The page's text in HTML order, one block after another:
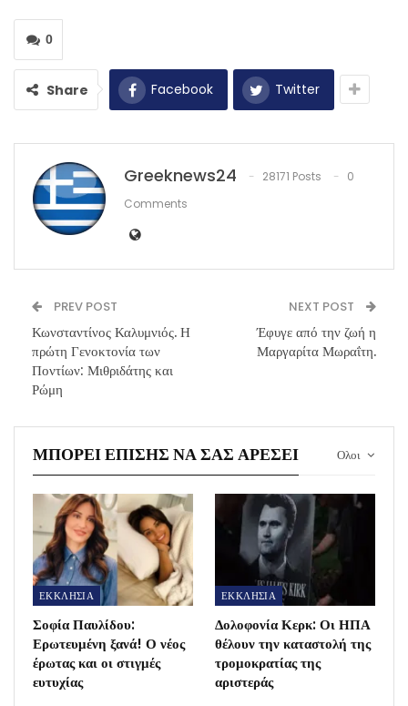
0
Share Facebook Twitter
Greeknews24 28171 Posts
0
Comments
PREV POST
Κωνσταντίνος Καλυμνιός. Η
πρώτη Γενοκτονία των
Ποντίων: Μιθριδάτης και
Ρώμη
NEXT POST
Έφυγε από την ζωή η
Μαργαρίτα Μωραΐτη.
Ολοι
ΜΠΟΡΕΊ ΕΠΊΣΗΣ ΝΑ ΣΑΣ ΑΡΈΣΕΙ
ΕΚΚΛΗΣΙΑ
Σοφία Παυλίδου:
Ερωτευμένη ξανά! Ο νέος
έρωτας και οι στιγμές
ευτυχίας
ΕΚΚΛΗΣΙΑ
Δολοφονία Κερκ: Οι ΗΠΑ
θέλουν την καταστολή της
τρομοκρατίας της
αριστεράς